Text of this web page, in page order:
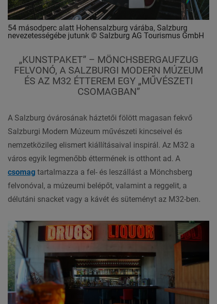
54 másodperc alatt Hohensalzburg várába, Salzburg
nevezetességébe jutunk © Salzburg AG Tourismus GmbH
„KUNSTPAKET” – MÖNCHSBERGAUFZUG
FELVONÓ, A SALZBURGI MODERN MÚZEUM
ÉS AZ M32 ÉTTEREM EGY „MŰVÉSZETI
CSOMAGBAN”
A Salzburg óvárosának háztetői fölött magasan fekvő
Salzburgi Modern Múzeum művészeti kincseivel és
nemzetközileg elismert kiállításaival inspirál. Az M32 a
város egyik legmenőbb éttermének is otthont ad. A
csomag tartalmazza a fel- és leszállást a Mönchsberg
felvonóval, a múzeumi belépőt, valamint a reggelit, a
délutáni snacket vagy a kávét és süteményt az M32-ben.